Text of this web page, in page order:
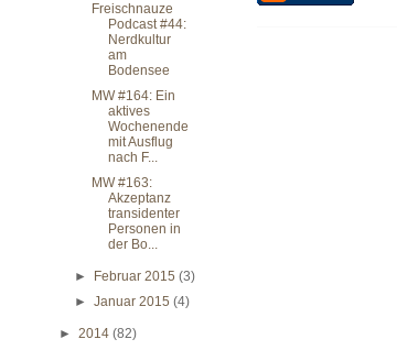
Freischnauze
Podcast #44:
Nerdkultur
am
Bodensee
MW #164: Ein
aktives
Wochenende
mit Ausflug
nach F...
MW #163:
Akzeptanz
transidenter
Personen in
der Bo...
► Februar 2015(3)
►Januar 2015(4)
► 2014 (82)